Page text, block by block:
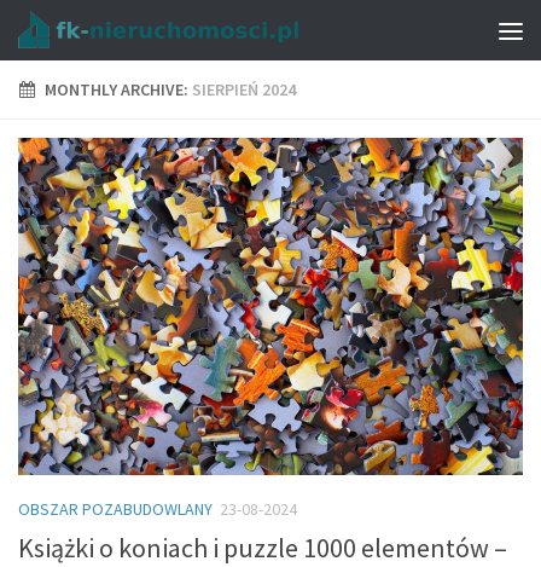
MONTHLY ARCHIVE: SIERPIEŃ 2024
OBSZAR POZABUDOWLANY 23-08-2024
Książki o koniach i puzzle 1000 elementów –